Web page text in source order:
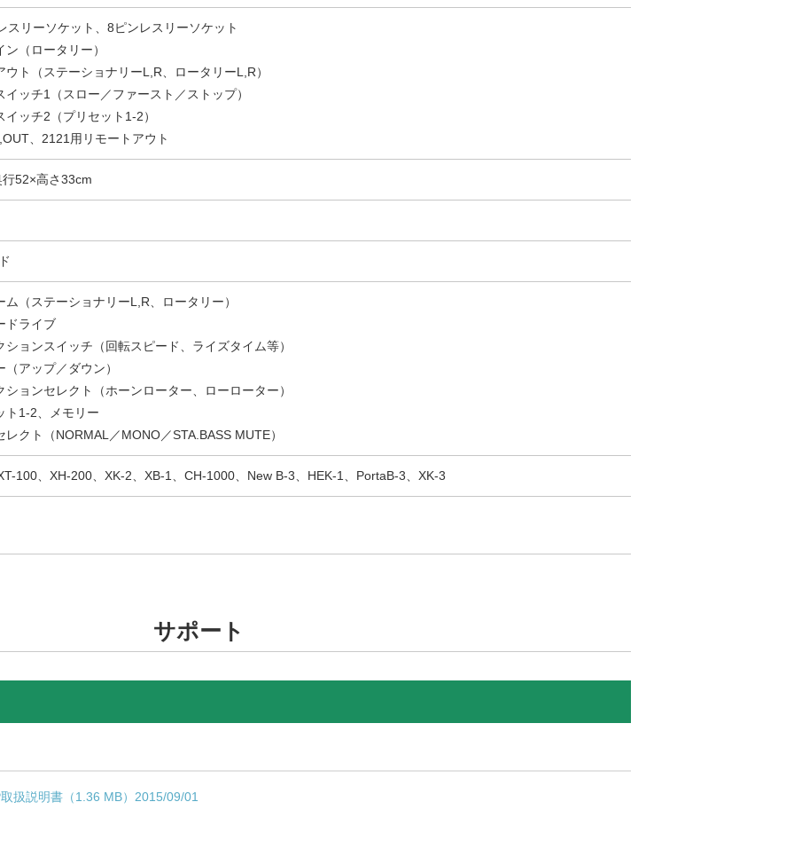
スリーソケット、8ピンレスリーソケット
ン（ロータリー）
ウト（ステーショナリーL,R、ロータリーL,R）
イッチ1（スロー／ファースト／ストップ）
イッチ2（プリセット1-2）
、2121用リモートアウト
52×高さ33cm
ム（ステーショナリーL,R、ロータリー）
ドライブ
ションスイッチ（回転スピード、ライズタイム等）
（アップ／ダウン）
ションセレクト（ホーンローター、ローローター）
ト1-2、メモリー
レクト（NORMAL／MONO／STA.BASS MUTE）
100、XH-200、XK-2、XB-1、CH-1000、New B-3、HEK-1、PortaB-3、XK-3
サポート
扱説明書（1.36 MB）2015/09/01